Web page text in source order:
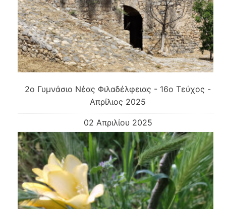
2ο Γυμνάσιο Νέας Φιλαδέλφειας - 16ο Τεύχος -
Απρίλιος 2025
02 Απριλίου 2025